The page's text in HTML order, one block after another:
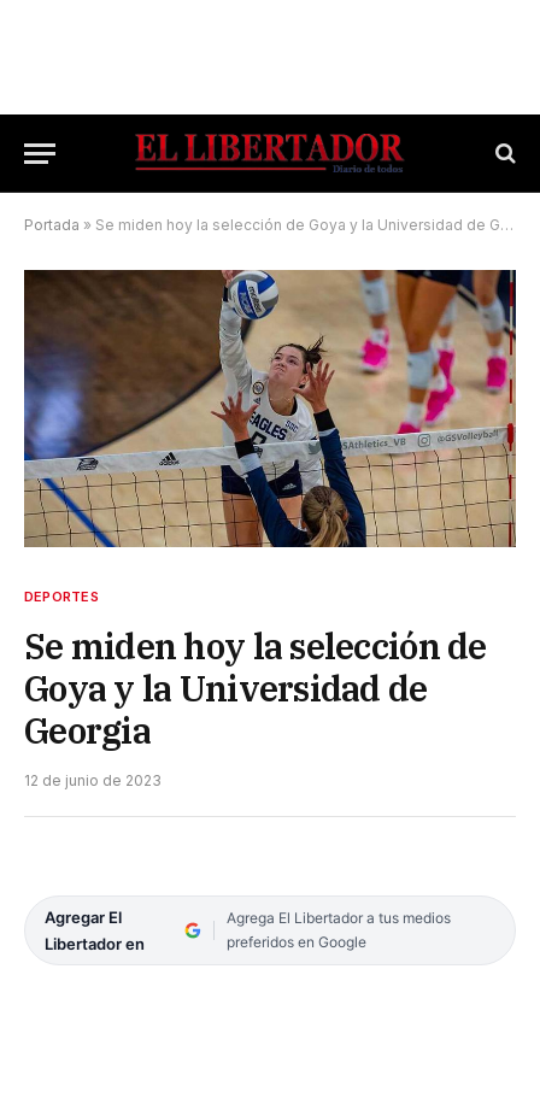
Portada » Se miden hoy la selección de Goya y la Universidad de Georgia
DEPORTES
Se miden hoy la selección de
Goya y la Universidad de
Georgia
12 de junio de 2023
Agregar El
Libertador en
Agrega El Libertador a tus medios
preferidos en Google